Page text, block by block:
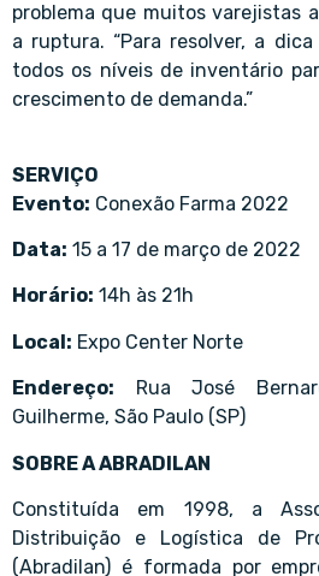
problema que muitos varejistas
a ruptura. “Para resolver, a
todos os níveis de inventário
crescimento de demanda.”
SERVIÇO
Evento: Conexão Farma 2022
Data: 15 a 17 de março de 2022
Horário: 14h às 21h
Local: Expo Center Norte
Endereço: Rua José
Guilherme, São Paulo (SP)
SOBRE A ABRADILAN
Constituída em 1998, a
Distribuição e Logística de
(Abradilan) é formada por